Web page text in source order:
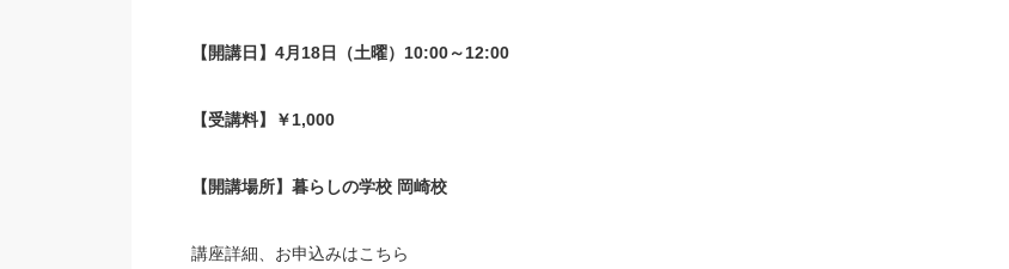
【開講日】4月18日（土曜）10:00～12:00
【受講料】￥1,000
【開講場所】暮らしの学校 岡崎校
講座詳細、お申込みはこちら